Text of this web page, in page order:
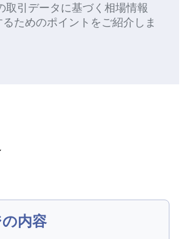
取引データに基づく相場情報
ためのポイント をご紹介しま
内容